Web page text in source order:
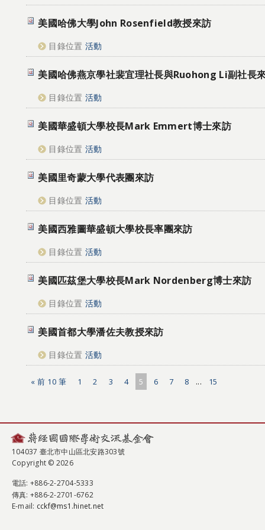
美國哈佛大學John Rosenfield教授來訪
目錄位置 活動
美國哈佛燕京學社裴宜理社長與Ruohong Li副社長
目錄位置 活動
美國華盛頓大學校長Mark Emmert博士來訪
目錄位置 活動
美國里奇蒙大學代表團來訪
目錄位置 活動
美國西雅圖華盛頓大學校長率團來訪
目錄位置 活動
美國匹茲堡大學校長Mark Nordenberg博士來訪
目錄位置 活動
美國首都大學潘佐夫教授來訪
目錄位置 活動
« 前 10 筆 1 2 3 4 5 6 7 8 ... 15
104037 臺北市中山區北安路303號
Copyright © 2026
電話: +886-2-2704-5333
傳真: +886-2-2701-6762
E-mail: cckf@ms1.hinet.net